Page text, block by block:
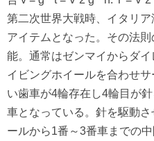
第二次世界大戦時、イタリ
アイテムとなった。その法
能。通常はゼンマイからダ
イビングホイールを合わせ
い歯車が4輪存在し4輪目が
車となっている。針を駆動
ールから1番～3番車までの